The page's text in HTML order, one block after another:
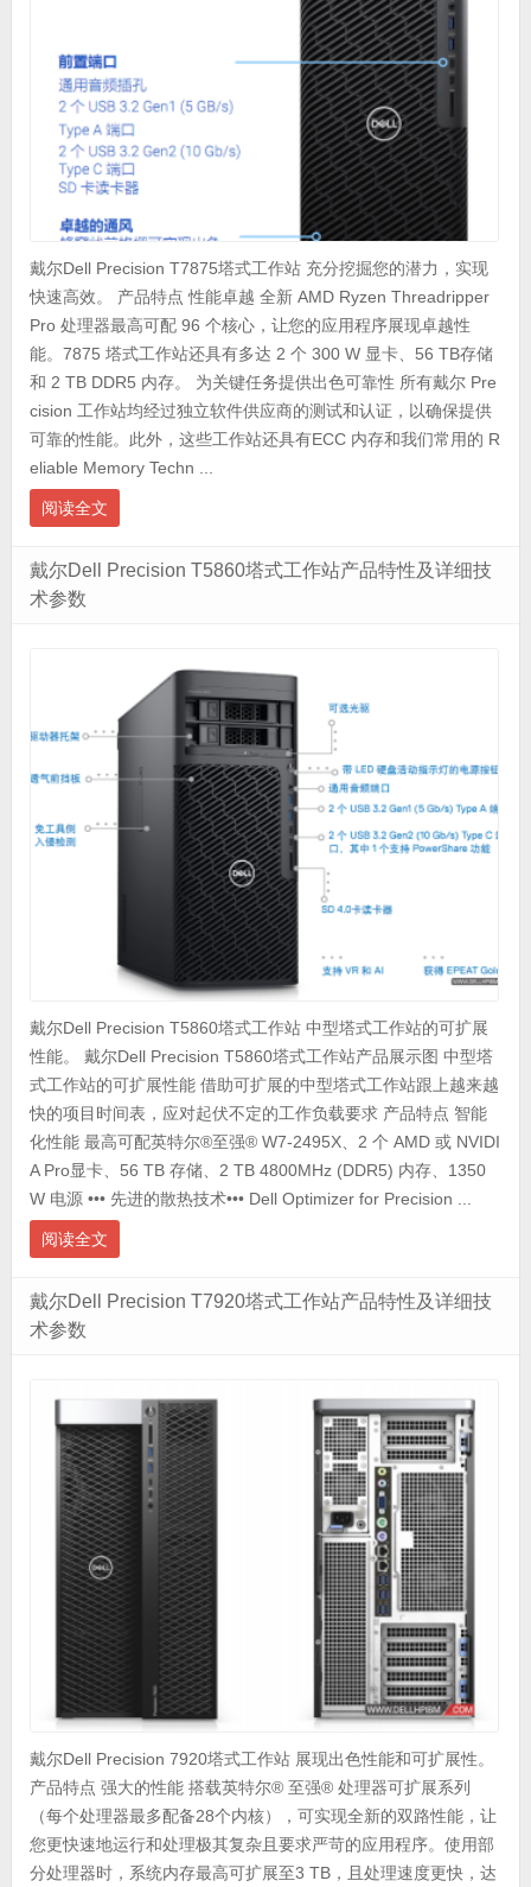
戴尔Dell Precision T7875塔式工作站 充分挖掘您的潜力，实现
快速高效。 产品特点 性能卓越 全新 AMD Ryzen Threadripper
Pro 处理器最高可配 96 个核心，让您的应用程序展现卓越性
能。7875 塔式工作站还具有多达 2 个 300 W 显卡、56 TB存储
和 2 TB DDR5 内存。 为关键任务提供出色可靠性 所有戴尔 Pre
cision 工作站均经过独立软件供应商的测试和认证，以确保提供
可靠的性能。此外，这些工作站还具有ECC 内存和我们常用的 R
eliable Memory Techn ...
阅读全文
戴尔Dell Precision T5860塔式工作站产品特性及详细技
术参数
戴尔Dell Precision T5860塔式工作站 中型塔式工作站的可扩展
性能。 戴尔Dell Precision T5860塔式工作站产品展示图 中型塔
式工作站的可扩展性能 借助可扩展的中型塔式工作站跟上越来越
快的项目时间表，应对起伏不定的工作负载要求 产品特点 智能
化性能 最高可配英特尔®至强® W7-2495X、2 个 AMD 或 NVIDI
A Pro显卡、56 TB 存储、2 TB 4800MHz (DDR5) 内存、1350
W 电源 ••• 先进的散热技术••• Dell Optimizer for Precision ...
阅读全文
戴尔Dell Precision T7920塔式工作站产品特性及详细技
术参数
戴尔Dell Precision 7920塔式工作站 展现出色性能和可扩展性。
产品特点 强大的性能 搭载英特尔® 至强® 处理器可扩展系列
（每个处理器最多配备28个内核），可实现全新的双路性能，让
您更快速地运行和处理极其复杂且要求严苛的应用程序。使用部
分处理器时，系统内存最高可扩展至3 TB，且处理速度更快，达